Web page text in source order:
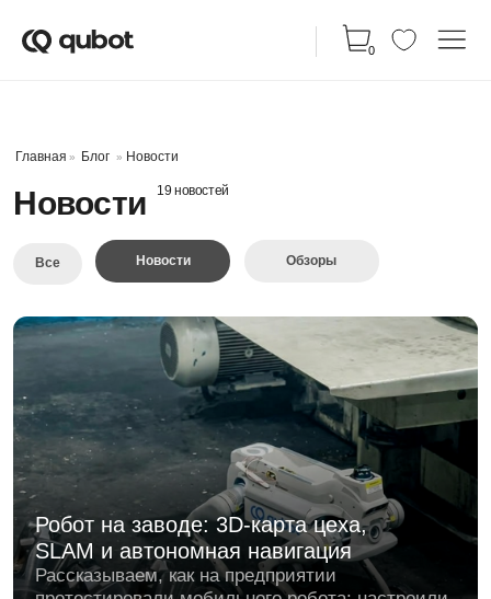
Робот на заводе: 3D-карта цеха,
SLAM и автономная навигация
Рассказываем, как на предприятии
протестировали мобильного робота: настроили
SLAM, построили 3D-карту цеха, проверили
автономное передвижение и доставку проб
между зданиями.
Новости
Все
19 новостей
Новости